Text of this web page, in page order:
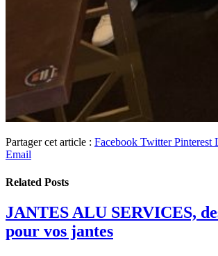
Partager cet article : Facebook Twitter Pinterest
Email
Related Posts
JANTES ALU SERVICES,
pour vos jantes